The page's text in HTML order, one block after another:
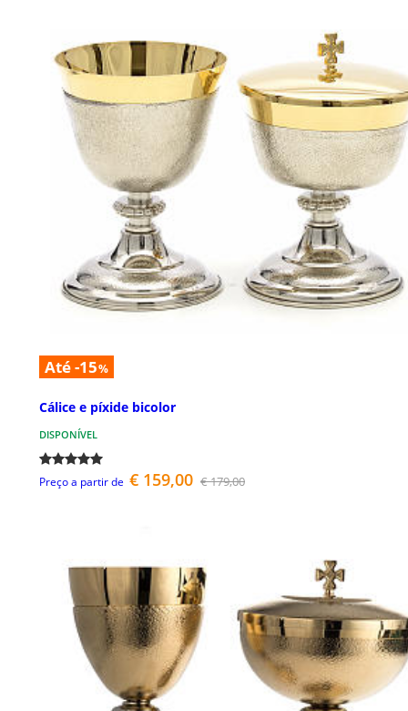
Até -15%
Cálice e píxide bicolor
DISPONÍVEL
Preço a partir de € 159,00 € 179,00